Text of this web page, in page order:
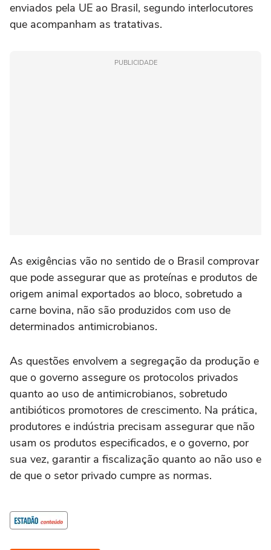
enviados pela UE ao Brasil, segundo interlocutores
que acompanham as tratativas.
PUBLICIDADE
As exigências vão no sentido de o Brasil comprovar
que pode assegurar que as proteínas e produtos de
origem animal exportados ao bloco, sobretudo a
carne bovina, não são produzidos com uso de
determinados antimicrobianos.
As questões envolvem a segregação da produção e
que o governo assegure os protocolos privados
quanto ao uso de antimicrobianos, sobretudo
antibióticos promotores de crescimento. Na prática,
produtores e indústria precisam assegurar que não
usam os produtos especificados, e o governo, por
sua vez, garantir a fiscalização quanto ao não uso e
de que o setor privado cumpre as normas.